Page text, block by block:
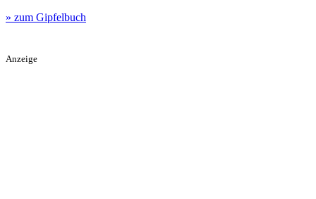
» zum Gipfelbuch
Anzeige